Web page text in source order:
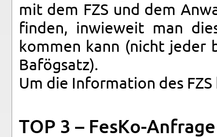
mit dem FZS und dem
fin­den, in­wie­weit man
kom­men kann (nicht jeder
Bafög­satz).
Um die In­for­ma­ti­on des
TOP 3 – Fes­Ko-An­fra­ge